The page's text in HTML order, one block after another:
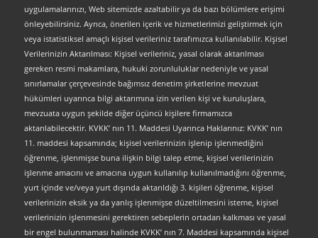
uygulamalarınızı, Web sitemizde azaltabilir ya da bazı bölümlere erişimi
önleyebilirsiniz. Ayrıca, önerilen içerik ve hizmetlerimizi geliştirmek için
veya istatistiksel amaçlı kişisel verileriniz tarafımızca kullanılabilir. Kişisel
Verilerinizin Aktarılması: Kişisel verileriniz, yasal olarak aktarılması
gereken resmi makamlara, hukuki zorunluluklar nedeniyle ve yasal
sınırlamalar çerçevesinde bağımsız denetim şirketlerine mevzuat
hükümleri uyarınca bilgi aktarımına izin verilen kişi ve kuruluşlara,
mevzuata uygun şekilde diğer üçüncü kişilere firmamızca
aktarılabilecektir. KVKK’ nın 11. Maddesi Uyarınca Haklarınız: KVKK’ nın
11. maddesi kapsamında; kişisel verilerinizin işlenip işlenmediğini
öğrenme, işlenmişse buna ilişkin bilgi talep etme, kişisel verilerinizin
işlenme amacını ve amacına uygun kullanılıp kullanılmadığını öğrenme,
yurt içinde ve/veya yurt dışında aktarıldığı 3. kişileri öğrenme, kişisel
verilerinizin eksik ya da yanlış işlenmişse düzeltilmesini isteme, kişisel
verilerinizin işlenmesini gerektiren sebeplerin ortadan kalkması ve yasal
bir engel bulunmaması halinde KVKK’ nın 7. Maddesi kapsamında kişisel